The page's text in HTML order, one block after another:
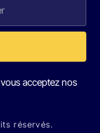
acceptez nos
réservés.